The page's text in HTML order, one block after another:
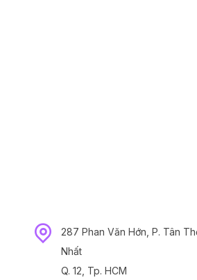
287 Phan Văn Hớn, P. Tân
Nhất
Q. 12, Tp. HCM